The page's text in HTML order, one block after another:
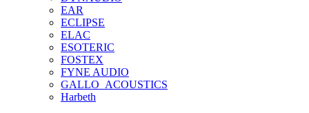
EAR
ECLIPSE
ELAC
ESOTERIC
FOSTEX
FYNE AUDIO
GALLO_ACOUSTICS
Harbeth